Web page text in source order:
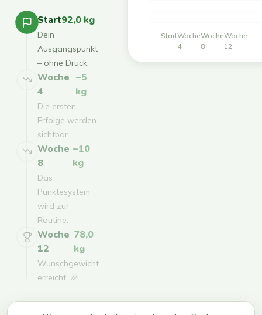
Start92,0 kg
Dein
Ausgangspunkt
– ohne Druck.
Woche
4
−5
kg
Die ersten
Erfolge werden
sichtbar.
Woche
8
−10
kg
Das
Punktesystem
wird zur
Routine.
Woche
12
78,0
kg
Wunschgewicht
erreicht. 🎉
StartWoche
4
Woche
8
Woche
12